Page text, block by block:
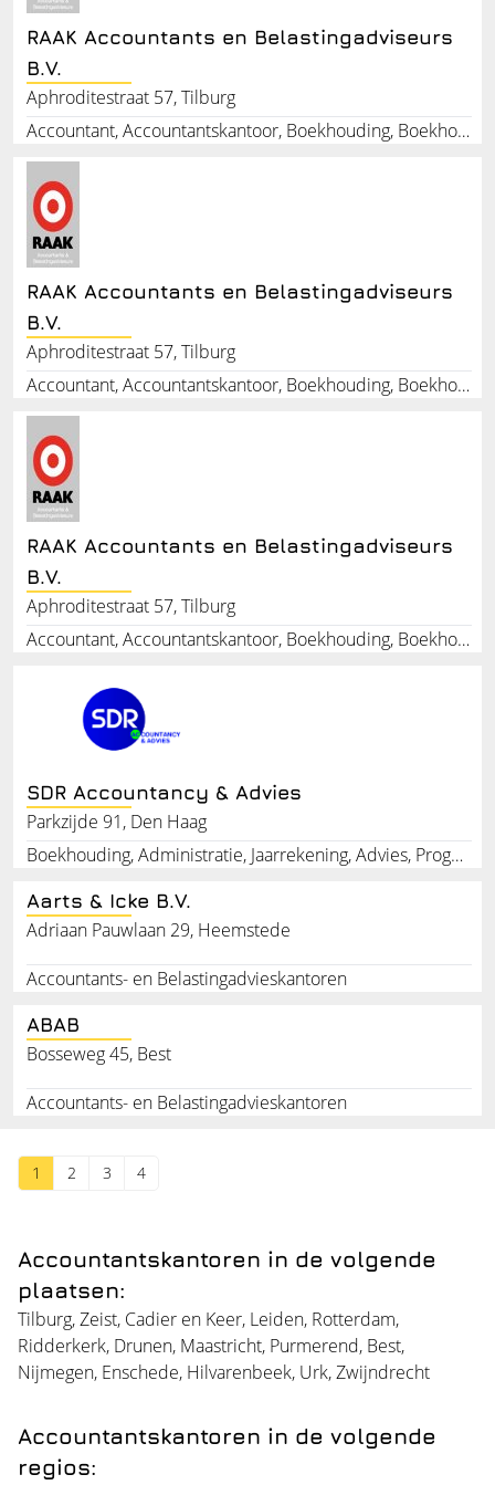
RAAK Accountants en Belastingadviseurs
B.V.
Aphroditestraat 57, Tilburg
Accountant, Accountantskantoor, Boekhouding, Boekhoudingskantoor, Belastingadviseur, Inkomstenbelasting, Vennootschapsbelasting, Arbeidsrecht, Ondernemersadvies, Aangifte loonbelasting
RAAK Accountants en Belastingadviseurs
B.V.
Aphroditestraat 57, Tilburg
Accountant, Accountantskantoor, Boekhouding, Boekhoudingskantoor, Belastingadviseur, Inkomstenbelasting, Vennootschapsbelasting, Arbeidsrecht, Ondernemersadvies, Aangifte loonbelasting
RAAK Accountants en Belastingadviseurs
B.V.
Aphroditestraat 57, Tilburg
Accountant, Accountantskantoor, Boekhouding, Boekhoudingskantoor, Belastingadviseur, Inkomstenbelasting, Vennootschapsbelasting, Arbeidsrecht, Ondernemersadvies, Aangifte loonbelasting
SDR Accountancy & Advies
Parkzijde 91, Den Haag
Boekhouding, Administratie, Jaarrekening, Advies, Prognose
Aarts & Icke B.V.
Adriaan Pauwlaan 29, Heemstede
Accountants- en Belastingadvieskantoren
ABAB
Bosseweg 45, Best
Accountants- en Belastingadvieskantoren
1 2 3 4
Accountantskantoren in de volgende
plaatsen:
Tilburg,Zeist, Cadier en Keer, Leiden, Rotterdam,
Ridderkerk, Drunen, Maastricht, Purmerend, Best,
Nijmegen, Enschede, Hilvarenbeek, Urk,Zwijndrecht
Accountantskantoren in de volgende
regios: